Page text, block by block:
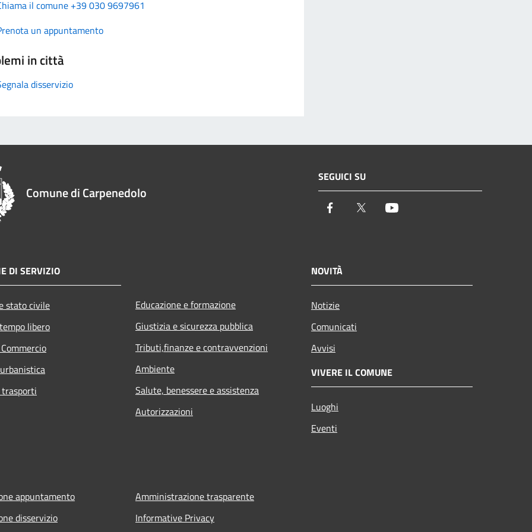
il comune +39 030 9697961
un appuntamento
in città
disservizio
Comune di Carpenedolo
SEGUICI SU
Facebook Twitter
DI SERVIZIO
stato civile
libero
Educazione e formazione
Giustizia e sicurezza pubblica
Tributi,finanze e contravvenzioni
Ambiente
Salute, benessere e assistenza
Autorizzazioni
NOVITÀ
Notizie
Comunicati
Avvisi
VIVERE IL COMUNE
Luoghi
Eventi
appuntamento
disservizio
Amministrazione trasparente
Informative Privacy